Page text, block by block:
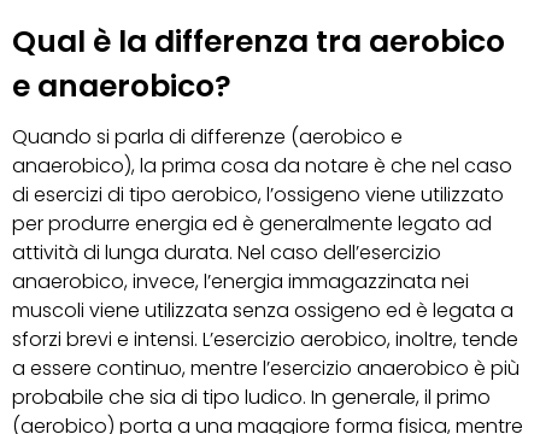
Qual è la differenza tra aerobico
e anaerobico?
Quando si parla di differenze (aerobico e
anaerobico), la prima cosa da notare è che nel caso
di esercizi di tipo aerobico, l’ossigeno viene utilizzato
per produrre energia ed è generalmente legato ad
attività di lunga durata. Nel caso dell’esercizio
anaerobico, invece, l’energia immagazzinata nei
muscoli viene utilizzata senza ossigeno ed è legata a
sforzi brevi e intensi. L’esercizio aerobico, inoltre, tende
a essere continuo, mentre l’esercizio anaerobico è più
probabile che sia di tipo ludico. In generale, il primo
(aerobico) porta a una maggiore forma fisica, mentre